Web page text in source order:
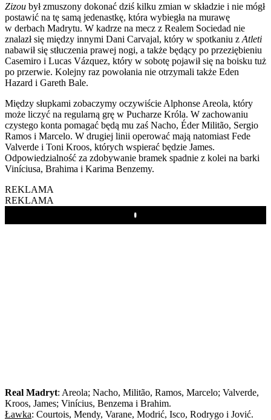
Zizou był zmuszony dokonać dziś kilku zmian w składzie i nie mógł
postawić na tę samą jedenastkę, która wybiegła na murawę
w derbach Madrytu. W kadrze na mecz z Realem Sociedad nie
znalazł się między innymi Dani Carvajal, który w spotkaniu z Atleti
nabawił się stłuczenia prawej nogi, a także będący po przeziębieniu
Casemiro i Lucas Vázquez, który w sobotę pojawił się na boisku tuż
po przerwie. Kolejny raz powołania nie otrzymali także Eden
Hazard i Gareth Bale.
Między słupkami zobaczymy oczywiście Alphonse Areola, który
może liczyć na regularną grę w Pucharze Króla. W zachowaniu
czystego konta pomagać będą mu zaś Nacho, Éder Militão, Sergio
Ramos i Marcelo. W drugiej linii operować mają natomiast Fede
Valverde i Toni Kroos, których wspierać będzie James.
Odpowiedzialność za zdobywanie bramek spadnie z kolei na barki
Viníciusa, Brahima i Karima Benzemy.
REKLAMA
REKLAMA
Play
Real Madryt: Areola; Nacho, Militão, Ramos, Marcelo; Valverde,
Kroos, James; Vinícius, Benzema i Brahim.
Ławka: Courtois, Mendy, Varane, Modrić, Isco, Rodrygo i Jović.